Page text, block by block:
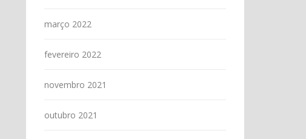
março 2022
fevereiro 2022
novembro 2021
outubro 2021